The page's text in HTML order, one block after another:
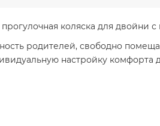
коляска для двойни с
родителей, свободно
настройку комфорта